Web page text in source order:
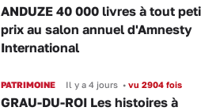
ANDUZE 40 000 livres à tout
prix au salon annuel d'Amnesty
International
PATRIMOINE Il y a 4 jours •vu 2904 fois
GRAU-DU-ROI Les histoires à